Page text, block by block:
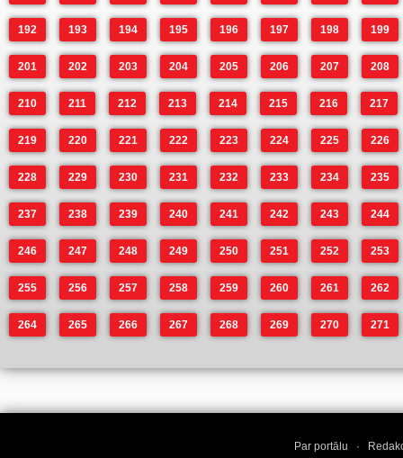
192 193 194 195 196 197 198 199
201 202 203 204 205 206 207 208
210 211 212 213 214 215 216 217
219 220 221 222 223 224 225 226
228 229 230 231 232 233 234 235
237 238 239 240 241 242 243 244
246 247 248 249 250 251 252 253
255 256 257 258 259 260 261 262
264 265 266 267 268 269 270 271
Par portālu ·